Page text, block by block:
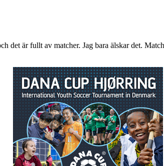
det är fullt av matcher. Jag bara älskar det.